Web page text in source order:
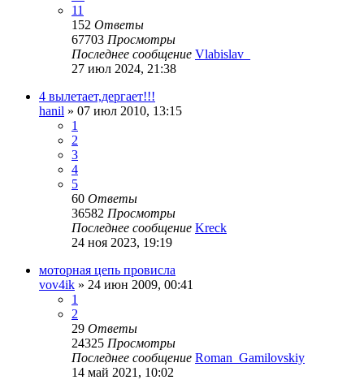
11
152 Ответы
67703 Просмотры
Последнее сообщение Vlabislav_
27 июл 2024, 21:38
4 вылетает,дергает!!!
hanil » 07 июл 2010, 13:15
1
2
3
4
5
60 Ответы
36582 Просмотры
Последнее сообщение Kreck
24 ноя 2023, 19:19
моторная цепь провисла
vov4ik » 24 июн 2009, 00:41
1
2
29 Ответы
24325 Просмотры
Последнее сообщение Roman_Gamilovskiy
14 май 2021, 10:02